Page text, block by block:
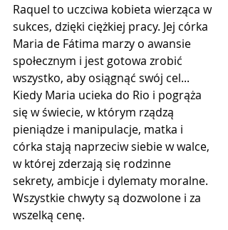
Raquel to uczciwa kobieta wierząca w
sukces, dzięki ciężkiej pracy. Jej córka
Maria de Fátima marzy o awansie
społecznym i jest gotowa zrobić
wszystko, aby osiągnąć swój cel...
Kiedy Maria ucieka do Rio i pogrąża
się w świecie, w którym rządzą
pieniądze i manipulacje, matka i
córka stają naprzeciw siebie w walce,
w której zderzają się rodzinne
sekrety, ambicje i dylematy moralne.
Wszystkie chwyty są dozwolone i za
wszelką cenę.